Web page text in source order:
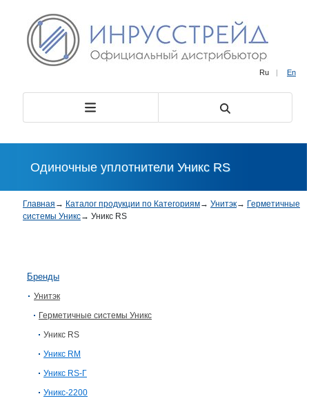
Ru | En
Одиночные уплотнители Уникс RS
Главная → Каталог продукции по Категориям→ Унитэк→ Герметичные
системы Уникс→ Уникс RS
Бренды
Унитэк
Герметичные системы Уникс
Уникс RS
Уникс RM
Уникс RS-Г
Уникс-2200